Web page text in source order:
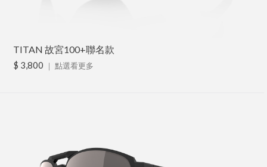
TITAN 故宮100+聯名款
$ 3,800 ｜ 點選看更多